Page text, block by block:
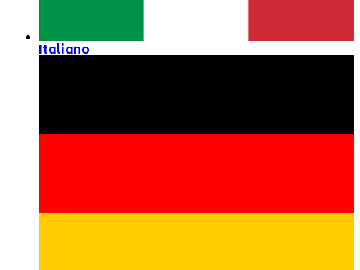
Italiano